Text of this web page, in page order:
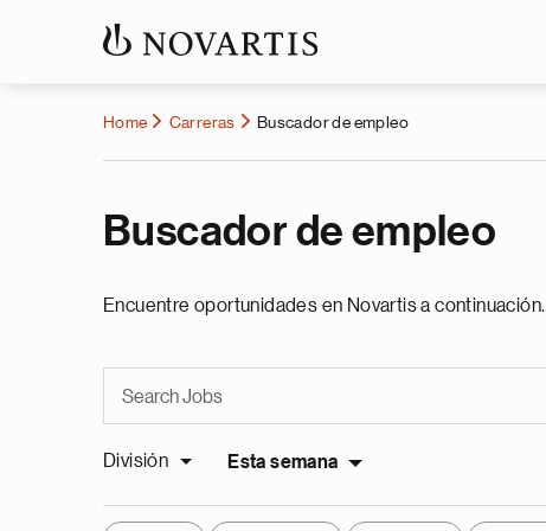
Home Carreras Buscador de empleo
Buscador de empleo
Encuentre oportunidades en Novartis a continuación.
División Esta semana